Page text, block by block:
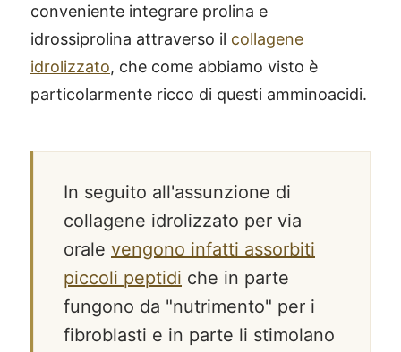
conveniente integrare prolina e
idrossiprolina attraverso il collagene
idrolizzato, che come abbiamo visto è
particolarmente ricco di questi amminoacidi.
In seguito all'assunzione di
collagene idrolizzato per via
orale vengono infatti assorbiti
piccoli peptidi che in parte
fungono da "nutrimento" per i
fibroblasti e in parte li stimolano